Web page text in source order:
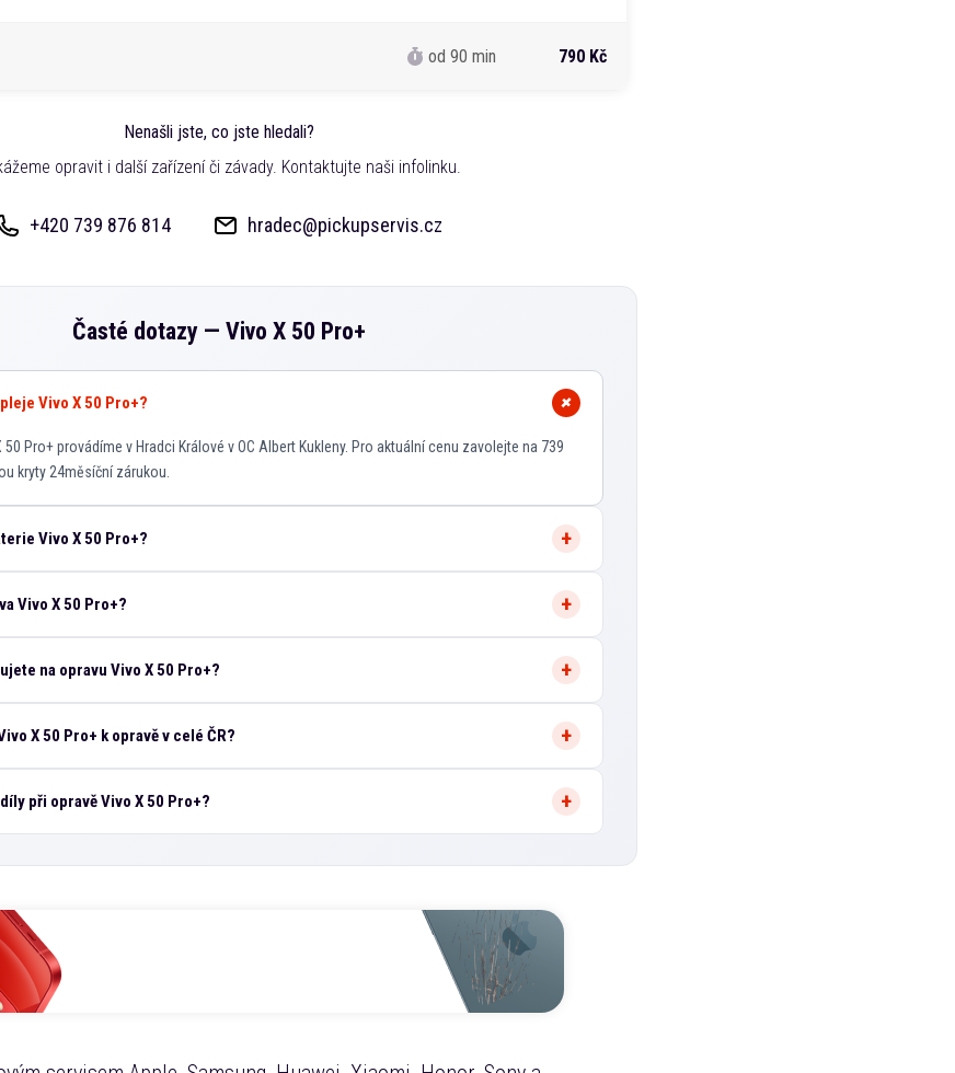
od 90 min 790 Kč
Nenašli jste, co jste hledali?
opravit i další zařízení či závady. Kontaktujte naši infolinku.
+420 739 876 814 hradec@pickupservis.cz
Časté dotazy — Vivo X 50 Pro+
Vivo X 50 Pro+?
Pro+ provádíme v Hradci Králové v OC Albert Kukleny. Pro aktuální cenu zavolejte na 739
kryty 24měsíční zárukou.
Vivo X 50 Pro+?
Vivo X 50 Pro+?
na opravu Vivo X 50 Pro+?
X 50 Pro+ k opravě v celé ČR?
při opravě Vivo X 50 Pro+?